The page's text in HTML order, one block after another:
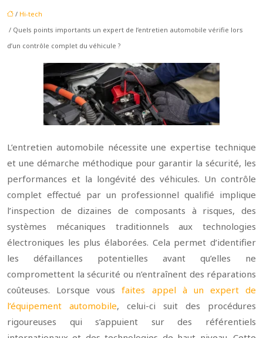
/ Hi-tech
/ Quels points importants un expert de l’entretien automobile vérifie lors
d’un contrôle complet du véhicule ?
L’entretien automobile nécessite une expertise technique
et une démarche méthodique pour garantir la sécurité, les
performances et la longévité des véhicules. Un contrôle
complet effectué par un professionnel qualifié implique
l’inspection de dizaines de composants à risques, des
systèmes mécaniques traditionnels aux technologies
électroniques les plus élaborées. Cela permet d’identifier
les défaillances potentielles avant qu’elles ne
compromettent la sécurité ou n’entraînent des réparations
coûteuses. Lorsque vousfaites appel à un expert de
l’équipement automobile, celui-ci suit des procédures
rigoureuses qui s’appuient sur des référentiels